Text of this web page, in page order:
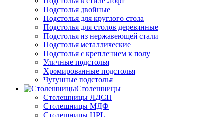
Подстолья двойные
Подстолья для круглого стола
Подстолья для столов деревянные
Подстолья из нержавеющей стали
Подстолья металлические
Подстолья с креплением к полу
Уличные подстолья
Хромированные подстолья
Чугунные подстолья
Столешницы
Столешницы ЛДСП
Столешницы МДФ
Столешницы HPL